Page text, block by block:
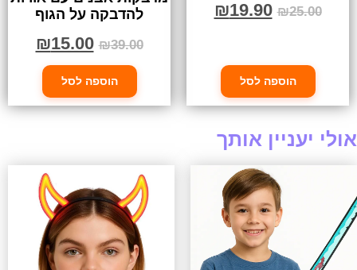
₪25.00
₪19.90
הוספה לסל
להדבקה על הגוף
₪39.00
₪15.00
הוספה לסל
אולי יעניין אותך